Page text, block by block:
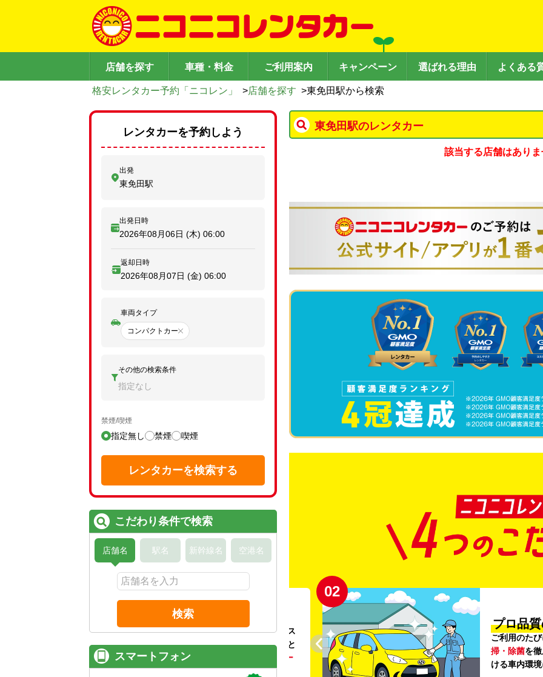
店舗を探す 車種・料金 ご利用案内 キャンペーン 選ばれる理由 よくある
格安レンタカー予約「ニコレン」 >店舗を探す >東免田駅から検索
東免田駅のレンタカー
該当する店舗はあり
コスパ最強！ 12時間 2,525円〜
安さのヒミツは、ムダのない仕組み。ガソリンス
タンドや整備工場の既存インフラを活用すること
でコストを削減し、12時間2,525円～という
リー
ズナブルな価格を実現しています。
02
プロ品
ご利用のた
掃・除菌を
ける車内環
レンタカーを予約しよう
出発
東免田駅
出発日時
2026年08月06日 (木) 06:00
返却日時
2026年08月07日 (金) 06:00
車両タイプ
コンパクトカー
その他の検索条件
指定なし
禁煙/喫煙
指定無し 禁煙 喫煙
レンタカーを検索する
こだわり条件で検索
店舗名 駅名 新幹線名 空港名
検索
スマートフォン